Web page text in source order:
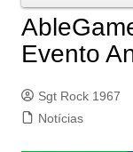
Evento
Sgt Rock 1967
Notícias